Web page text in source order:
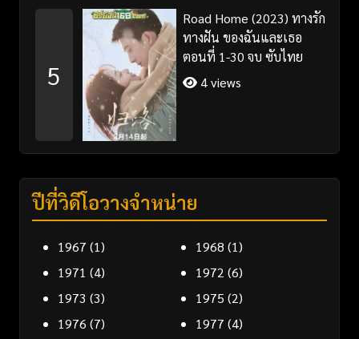
5
Road Home (2023) ทางรัก
ทางฝัน ของฉันและเธอ
ตอนที่ 1-30 จบ ซับไทย
4 views
ปีที่วิดีโอวางจำหน่าย
1967 (1) 1968 (1)
1971 (4) 1972 (6)
1973 (3) 1975 (2)
1976 (7) 1977 (4)